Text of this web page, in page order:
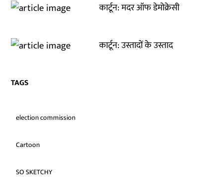
कार्टून: मदर ऑफ डेमोक्रेसी
कार्टून: उस्तादों के उस्ताद
TAGS
election commission
Cartoon
SO SKETCHY